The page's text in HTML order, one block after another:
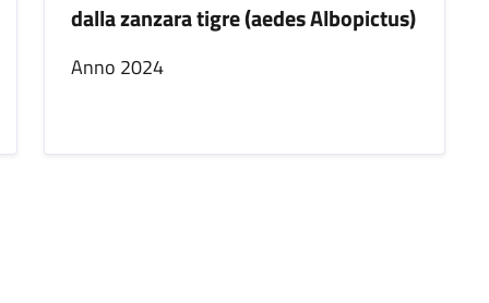
dalla zanzara tigre (aedes Albopictus)
Anno 2024